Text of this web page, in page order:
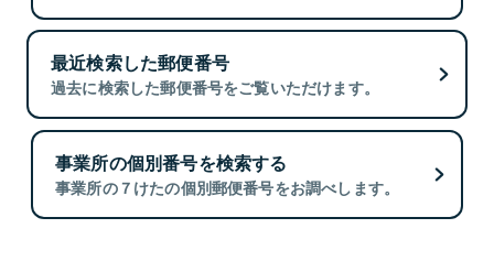
最近検索した郵便番号
過去に検索した郵便番号をご覧いただけます。
事業所の個別番号を検索する
事業所の７けたの個別郵便番号をお調べします。